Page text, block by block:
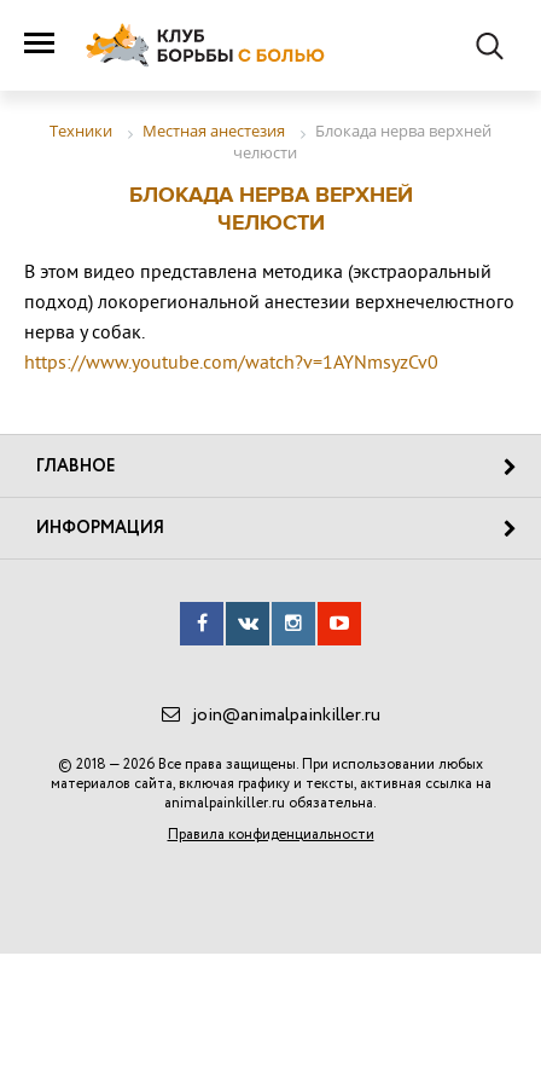
Техники Местная анестезия
Блокада нерва верхней
челюсти
БЛОКАДА НЕРВА ВЕРХНЕЙ
ЧЕЛЮСТИ
В этом видео представлена методика (экстраоральный
подход) локорегиональной анестезии верхнечелюстного
нерва у собак.
https://www.youtube.com/watch?v=1AYNmsyzCv0
ГЛАВНОЕ
ИНФОРМАЦИЯ
join@animalpainkiller.ru
© 2018 — 2026 Все права защищены. При использовании любых
материалов сайта, включая графику и тексты, активная ссылка на
animalpainkiller.ru обязательна.
Правила конфиденциальности